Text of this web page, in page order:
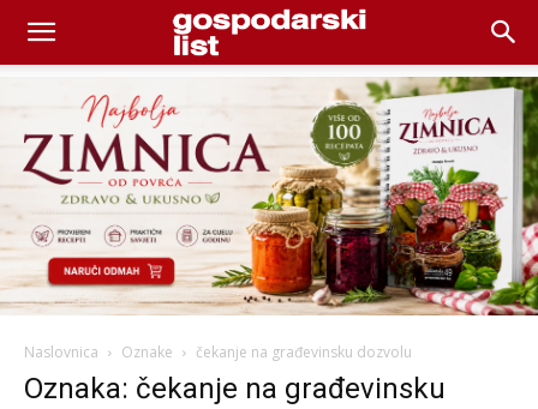
Naslovnica Oznake čekanje na građevinsku dozvolu
Oznaka: čekanje na građevinsku